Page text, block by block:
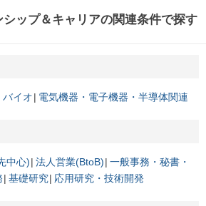
シップ＆キャリアの関連条件で探す
バイオ 電気機器・電子機器・半導体関連
中心) 法人営業(BtoB) 一般事務・秘書・
基礎研究 応用研究・技術開発